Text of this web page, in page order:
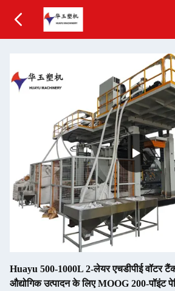
Huayu 500-1000L 2-लेयर एचडीपीई वॉटर टैंक
औद्योगिक उत्पादन के लिए MOOG 200-पॉइंट